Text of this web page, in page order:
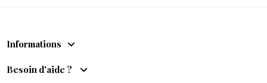
Informations
Besoin d'aide ?